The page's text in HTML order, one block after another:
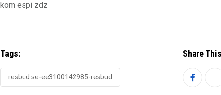
kom espi zdz
Tags:
resbud se-ee3100142985-resbud
Share